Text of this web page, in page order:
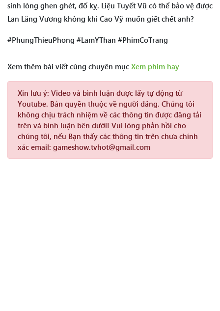
sinh lòng ghen ghét, đố kỵ. Liệu Tuyết Vũ có thể bảo vệ được
Lan Lăng Vương không khi Cao Vỹ muốn giết chết anh?
#PhungThieuPhong #LamYThan #PhimCoTrang
Xem thêm bài viết cùng chuyên mục Xem phim hay
Xin lưu ý: Video và bình luận được lấy tự động từ
Youtube. Bản quyền thuộc về người đăng. Chúng tôi
không chịu trách nhiệm về các thông tin được đăng tải
trên và bình luận bên dưới! Vui lòng phản hồi cho
chúng tôi, nếu Bạn thấy các thông tin trên chưa chính
xác email: gameshow.tvhot@gmail.com